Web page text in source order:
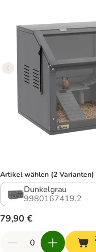
Artikel wählen (2 Varianten)
Dunkelgrau
9980167419.2
79,90 €